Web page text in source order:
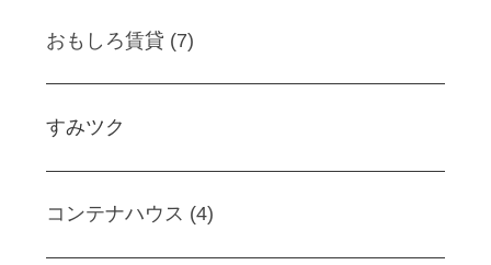
おもしろ賃貸 (7)
すみツク
コンテナハウス (4)